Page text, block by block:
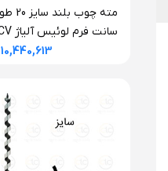
وانادیوم آلپن اتریش
10,440,613